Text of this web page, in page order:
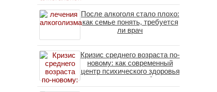
После алкоголя стало плохо:
как семье понять, требуется
ли врач
Кризис среднего возраста по-
новому: как современный
центр психического здоровья
помогает пересобрать
личность без таблеток